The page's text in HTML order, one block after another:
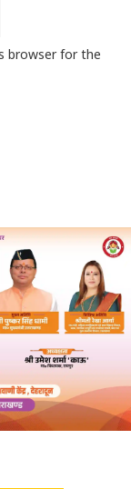
browser for the